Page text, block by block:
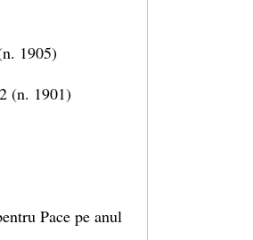
1905)
(n. 1901)
Pace pe anul